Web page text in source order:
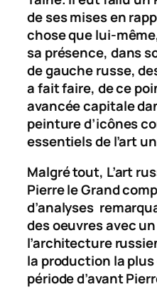
de ses mises en
chose que lui-
sa présence, dans
de gauche russe,
a fait faire, de ce
avancée capitale
peinture d’icônes
essentiels de l’art
Malgré tout, L’art
Pierre le Grand
d’analyses
des oeuvres avec
l’architecture
la production la
période d’avant